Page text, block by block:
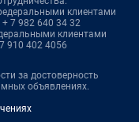
клиентами
+ 7 982 640 34 32
клиентами
910 402 4056
за достоверность
объявлениях.